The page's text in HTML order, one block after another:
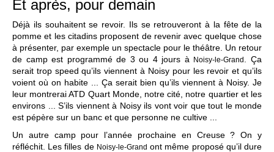
Et après, pour demain
Déjà ils souhaitent se revoir. Ils se retrouveront à la fête de la
pomme et les citadins proposent de revenir avec quelque chose
à présenter, par exemple un spectacle pour le théâtre. Un retour
de camp est programmé de 3 ou 4 jours à
Noisy-le-Grand
. Ça
serait trop speed qu’ils viennent à Noisy pour les revoir et qu’ils
voient où on habite ... Ça serait bien qu’ils viennent à Noisy. Je
leur montrerai ATD Quart Monde, notre cité, notre quartier et les
environs ... S’ils viennent à Noisy ils vont voir que tout le monde
est pépère sur un banc et que personne ne cultive ...
Un autre camp pour l’année prochaine en Creuse ? On y
réfléchit. Les filles de Noisy-le-Grand ont même proposé qu’il dure